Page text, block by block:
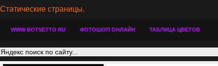
Статические страницы.
WWW BOTSETTO RU ФОТОШОП ОНЛАЙН ТАБЛИЦА ЦВЕТОВ